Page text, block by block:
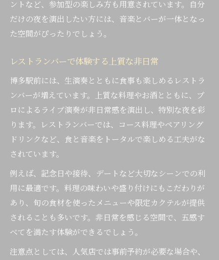
ントなど、参加型の楽しみ方も用意されています。自分
だけの夜を演出したい方には、音楽とバーが一体となっ
た空間がぴったりでしょう。
レストランバーで体験する上質な非日常
博多駅前には、生演奏とともに食事も楽しめるレストラ
ンバーが増えています。上質な料理やお酒とともに、プ
ロによるライブ演奏が非日常感を演出し、特別な夜を彩
ります。レストランバーでは、コース料理やペアリング
ドリンクなど、食と音楽をトータルで楽しめる工夫がな
されています。
例えば、記念日や接待、デートなど大切なシーンでの利
用に最適です。料理の味わいや盛り付けにもこだわりが
あり、旬の食材を使ったメニューや限定カクテルが提供
されることも多いです。非日常を感じる空間で、五感す
べてを満たす体験ができるでしょう。
注意点としては、人気店では事前予約が必要な場合や、